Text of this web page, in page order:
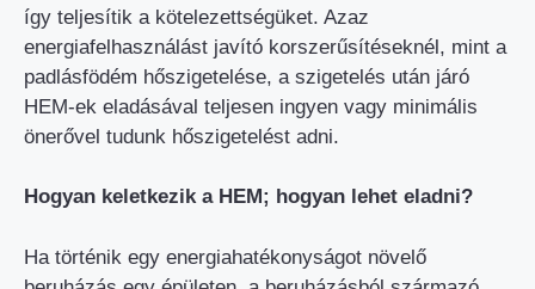
így teljesítik a kötelezettségüket. Azaz
energiafelhasználást javító korszerűsítéseknél, mint a
padlásfödém hőszigetelése, a szigetelés után járó
HEM-ek eladásával teljesen ingyen vagy minimális
önerővel tudunk hőszigetelést adni.
Hogyan keletkezik a HEM; hogyan lehet eladni?
Ha történik egy energiahatékonyságot növelő